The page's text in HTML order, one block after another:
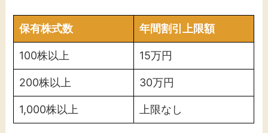
保有株式数 年間割引上限額
100株以上 15万円
200株以上 30万円
1,000株以上 上限なし